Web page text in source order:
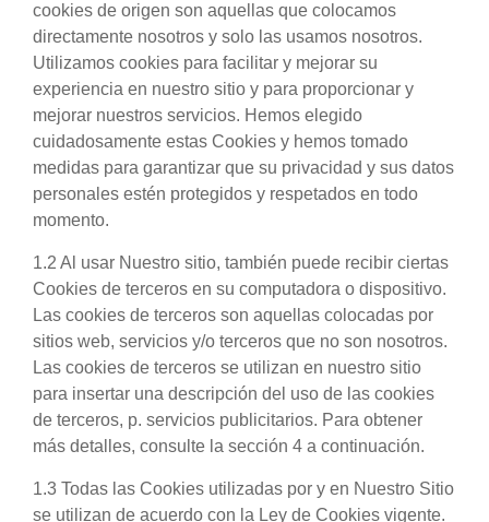
cookies de origen son aquellas que colocamos
directamente nosotros y solo las usamos nosotros.
Utilizamos cookies para facilitar y mejorar su
experiencia en nuestro sitio y para proporcionar y
mejorar nuestros servicios. Hemos elegido
cuidadosamente estas Cookies y hemos tomado
medidas para garantizar que su privacidad y sus datos
personales estén protegidos y respetados en todo
momento.
1.2 Al usar Nuestro sitio, también puede recibir ciertas
Cookies de terceros en su computadora o dispositivo.
Las cookies de terceros son aquellas colocadas por
sitios web, servicios y/o terceros que no son nosotros.
Las cookies de terceros se utilizan en nuestro sitio
para insertar una descripción del uso de las cookies
de terceros, p. servicios publicitarios. Para obtener
más detalles, consulte la sección 4 a continuación.
1.3 Todas las Cookies utilizadas por y en Nuestro Sitio
se utilizan de acuerdo con la Ley de Cookies vigente.